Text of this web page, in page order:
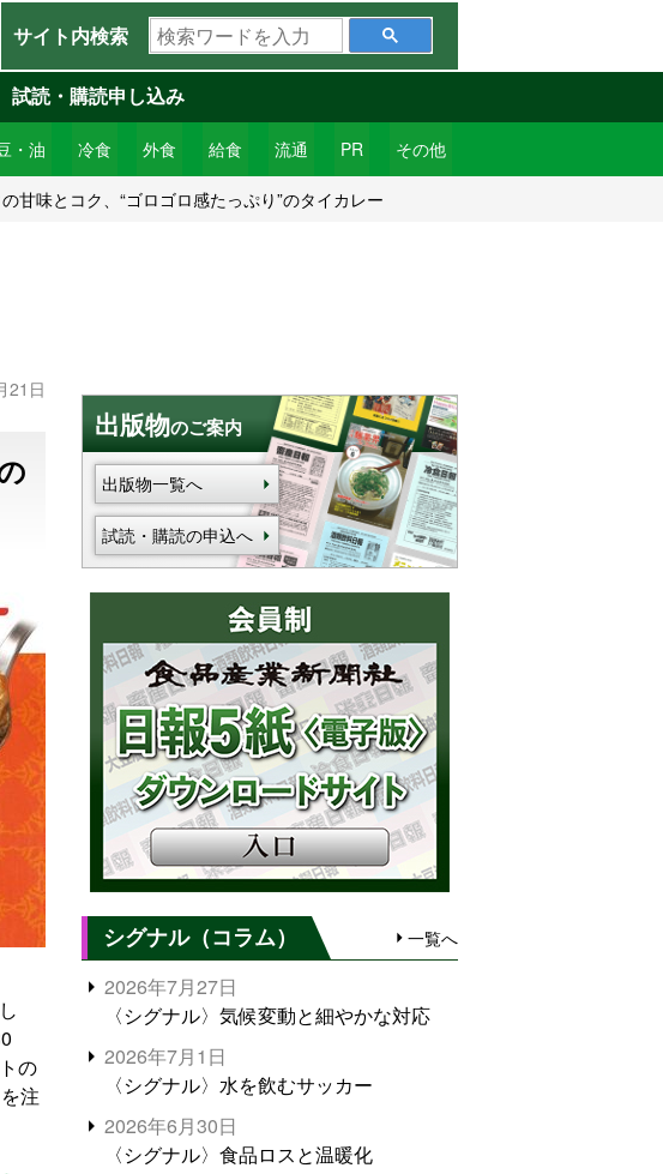
サイト内検索
検
索
ワ
ー
ド
を
入
・油 冷食 外食 給食 流通 PR その他
試読・購読申し込み
甘味とコク、“ゴロゴロ感たっぷり”のタイカレー
21日
の
注
出版物のご案内
出版物一覧へ
試読・購読の申込へ
シグナル（コラム） 一覧へ
2026年7月27日
〈シグナル〉気候変動と細やかな対応
2026年7月1日
〈シグナル〉水を飲むサッカー
2026年6月30日
〈シグナル〉食品ロスと温暖化